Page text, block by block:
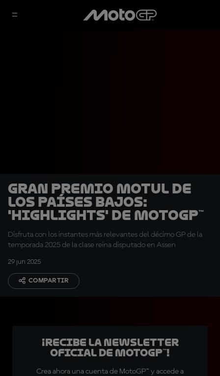
Gran Premio Motul de
los Países Bajos:
'Highlights' de MotoGP™
Disfruta con los instantes más relevantes del décimo GP de la
temporada 2025 de la clase reina disputado en Assen
29 jun 2025
COMPARTIR
¡Recibe la Newsletter
oficial de MotoGP™!
Crea ahora una cuenta de MotoGP™ y accede a